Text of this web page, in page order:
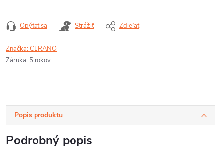
Opýtať sa Strážiť Zdieľať
Značka:CERANO
Záruka: 5 rokov
Popis produktu
Podrobný popis